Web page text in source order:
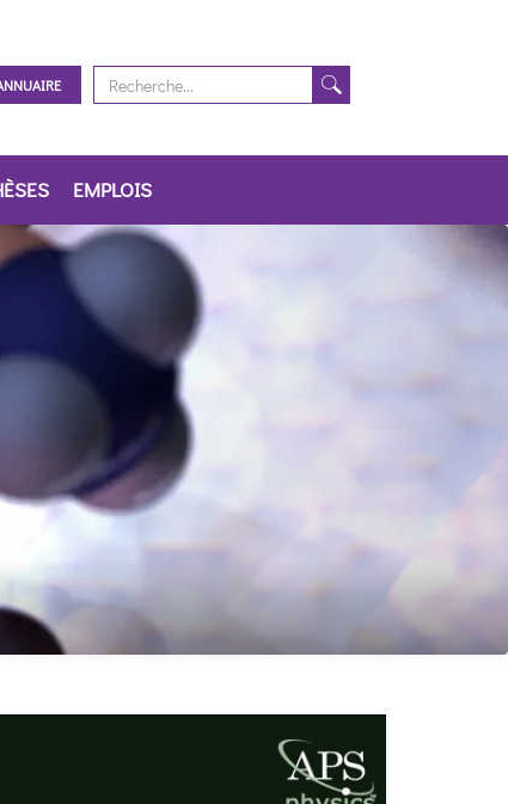
EMPLOIS